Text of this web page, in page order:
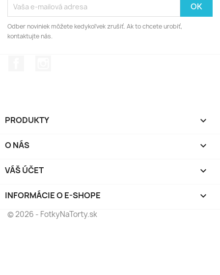
Odber noviniek môžete kedykoľvek zrušiť. Ak to chcete urobiť,
kontaktujte nás.
PRODUKTY 
O NÁS 
VÁŠ ÚČET 
INFORMÁCIE O E-SHOPE keyboard_arrow_down
© 2026 - FotkyNaTorty.sk